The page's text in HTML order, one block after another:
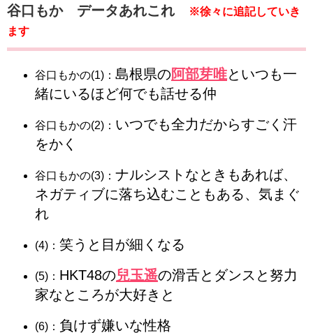
谷口もか データあれこれ
※徐々に追記していき
ます
谷口もかの(1)： 島根県の阿部芽唯といつも一
緒にいるほど何でも話せる仲
谷口もかの(2)： いつでも全力だからすごく汗
をかく
谷口もかの(3)： ナルシストなときもあれば、
ネガティブに落ち込むこともある、気まぐ
れ
(4)： 笑うと目が細くなる
(5)： HKT48の兒玉遥の滑舌とダンスと努力
家なところが大好きと
(6)： 負けず嫌いな性格